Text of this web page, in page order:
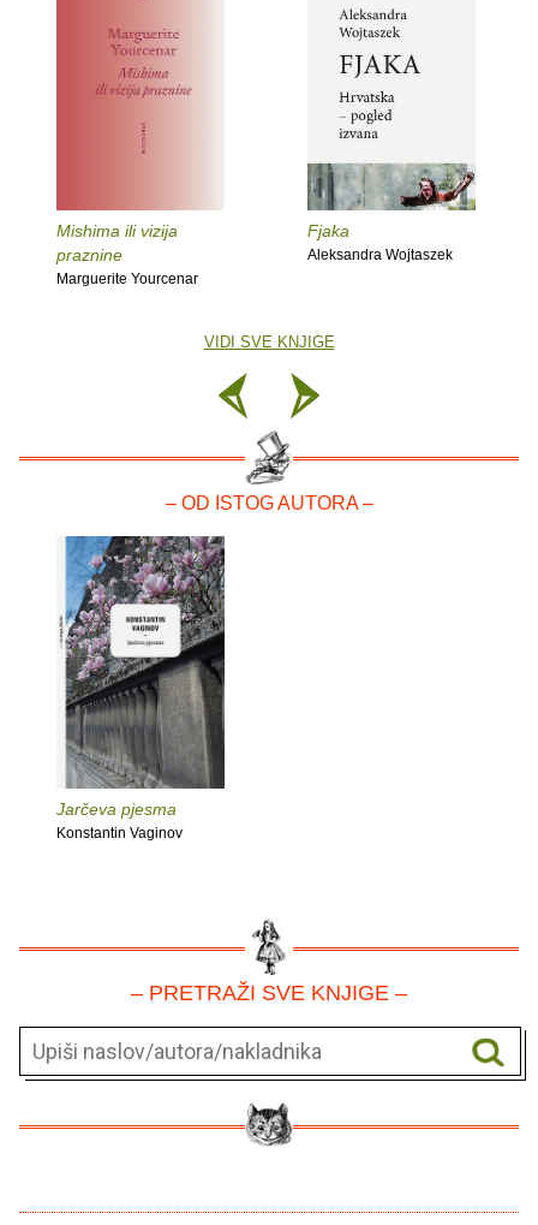
Mishima ili vizija
praznine
Marguerite Yourcenar
Fjaka
Aleksandra Wojtaszek
VIDI SVE KNJIGE
– OD ISTOG AUTORA –
Jarčeva pjesma
Konstantin Vaginov
– PRETRAŽI SVE KNJIGE –